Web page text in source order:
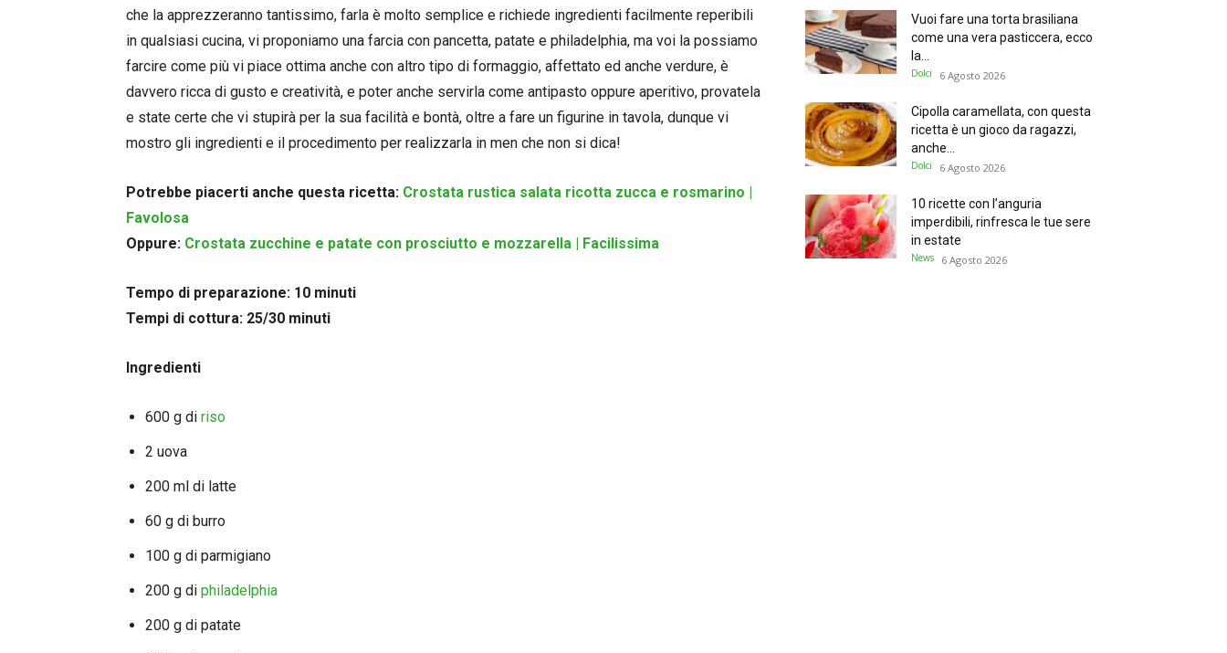
che la apprezzeranno tantissimo, farla è molto semplice e richiede ingredienti facilmente reperibili
in qualsiasi cucina, vi proponiamo una farcia con pancetta, patate e philadelphia, ma voi la possiamo
farcire come più vi piace ottima anche con altro tipo di formaggio, affettato ed anche verdure, è
davvero ricca di gusto e creatività, e poter anche servirla come antipasto oppure aperitivo, provatela
e state certe che vi stupirà per la sua facilità e bontà, oltre a fare un figurine in tavola, dunque vi
mostro gli ingredienti e il procedimento per realizzarla in men che non si dica!
Potrebbe piacerti anche questa ricetta: Crostata rustica salata ricotta zucca e rosmarino |
Favolosa
Oppure: Crostata zucchine e patate con prosciutto e mozzarella | Facilissima
Tempo di preparazione: 10 minuti
Tempi di cottura: 25/30 minuti
Ingredienti
600 g di riso
2 uova
200 ml di latte
60 g di burro
100 g di parmigiano
200 g di philadelphia
200 g di patate
Vuoi fare una torta brasiliana
come una vera pasticcera, ecco
la...
Dolci 6 Agosto 2026
Cipolla caramellata, con questa
ricetta è un gioco da ragazzi,
anche...
Dolci 6 Agosto 2026
10 ricette con l’anguria
imperdibili, rinfresca le tue sere
in estate
News 6 Agosto 2026